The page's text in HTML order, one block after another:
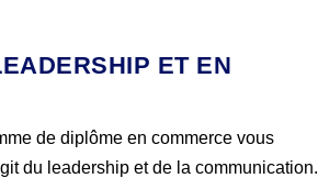
ET EN
de diplôme en commerce vous
du leadership et de la communication.